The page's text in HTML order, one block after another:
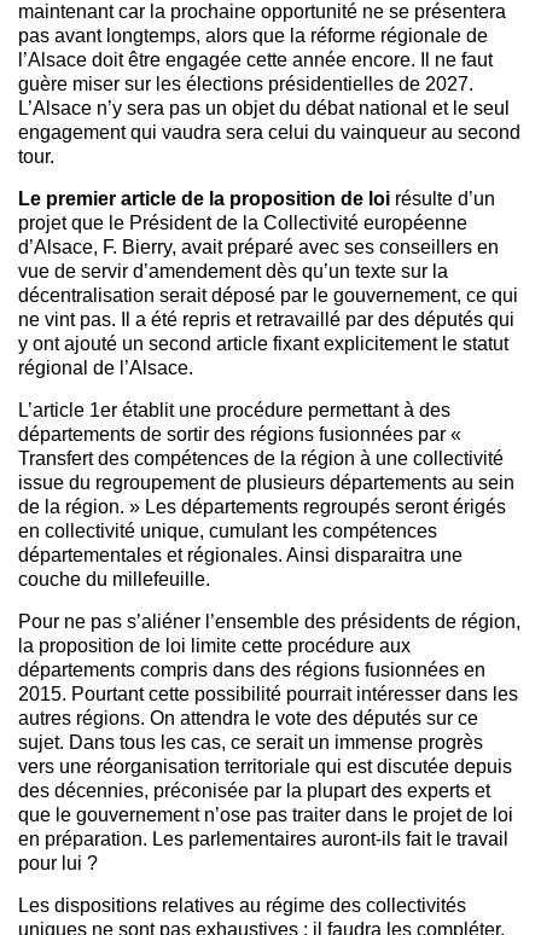
maintenant car la prochaine opportunité ne se présentera
pas avant longtemps, alors que la réforme régionale de
l’Alsace doit être engagée cette année encore. Il ne faut
guère miser sur les élections présidentielles de 2027.
L’Alsace n’y sera pas un objet du débat national et le seul
engagement qui vaudra sera celui du vainqueur au second
tour.
Le premier article de la proposition de loi résulte d’un
projet que le Président de la Collectivité européenne
d’Alsace, F. Bierry, avait préparé avec ses conseillers en
vue de servir d’amendement dès qu’un texte sur la
décentralisation serait déposé par le gouvernement, ce qui
ne vint pas. Il a été repris et retravaillé par des députés qui
y ont ajouté un second article fixant explicitement le statut
régional de l’Alsace.
L’article 1er établit une procédure permettant à des
départements de sortir des régions fusionnées par «
Transfert des compétences de la région à une collectivité
issue du regroupement de plusieurs départements au sein
de la région. » Les départements regroupés seront érigés
en collectivité unique, cumulant les compétences
départementales et régionales. Ainsi disparaitra une
couche du millefeuille.
Pour ne pas s’aliéner l’ensemble des présidents de région,
la proposition de loi limite cette procédure aux
départements compris dans des régions fusionnées en
2015. Pourtant cette possibilité pourrait intéresser dans les
autres régions. On attendra le vote des députés sur ce
sujet. Dans tous les cas, ce serait un immense progrès
vers une réorganisation territoriale qui est discutée depuis
des décennies, préconisée par la plupart des experts et
que le gouvernement n’ose pas traiter dans le projet de loi
en préparation. Les parlementaires auront-ils fait le travail
pour lui ?
Les dispositions relatives au régime des collectivités
uniques ne sont pas exhaustives ; il faudra les compléter,